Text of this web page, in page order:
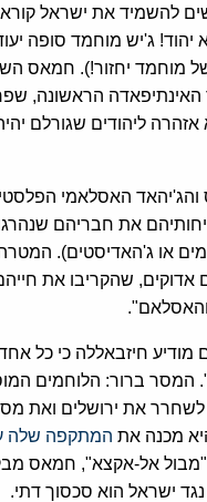
להשמיד את ישראל
יהוד! ג'יש מוחמד סופה
של מוחמד יחזור!). חמאס
ליהודים שגורלם יהיה
האסלאמי
את חבריהם
או ג'האדיסטים).
אדוקים, שהקריבו את
והאסלאם".
מודיע חיזבאללה כי כל
המסר ברור: הלוחמים
את ירושלים ואת
מכנה את המתקפה שלה
באוקטובר 2023 "מבול אל-אקצא",
ישראל הוא סכסוך דתי.